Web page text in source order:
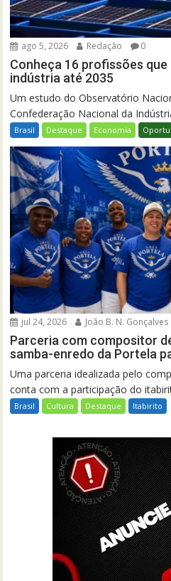
ago 5, 2026 Redação 0
Conheça 16 profissões
indústria até 2035
Um estudo do Observatório
Confederação Nacional da
Brasil Destaque Economia
jul 24, 2026 João B. N. Gonçalves
Parceria com compositor
samba-enredo da Portela
Uma parceria idealizada pelo
conta com a participação do
Brasil Cultura Destaque Itabirito